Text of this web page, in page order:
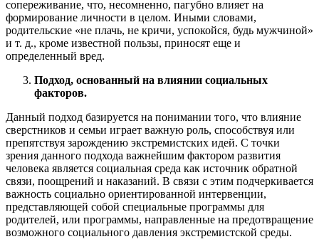
сопереживание, что, несомненно, пагубно влияет на
формирование личности в целом. Иными словами,
родительские «не плачь, не кричи, успокойся, будь мужчиной»
и т. д., кроме известной пользы, приносят еще и
определенный вред.
Подход, основанный на влиянии социальных
факторов.
Данный подход базируется на понимании того, что влияние
сверстников и семьи играет важную роль, способствуя или
препятствуя зарождению экстремистских идей. С точки
зрения данного подхода важнейшим фактором развития
человека является социальная среда как источник обратной
связи, поощрений и наказаний. В связи с этим подчеркивается
важность социально ориентированной интервенции,
представляющей собой специальные программы для
родителей, или программы, направленные на предотвращение
возможного социального давления экстремистской среды.